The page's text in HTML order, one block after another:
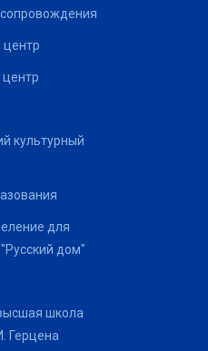
центр
центр
культурный
для
дом"
школа
Герцена